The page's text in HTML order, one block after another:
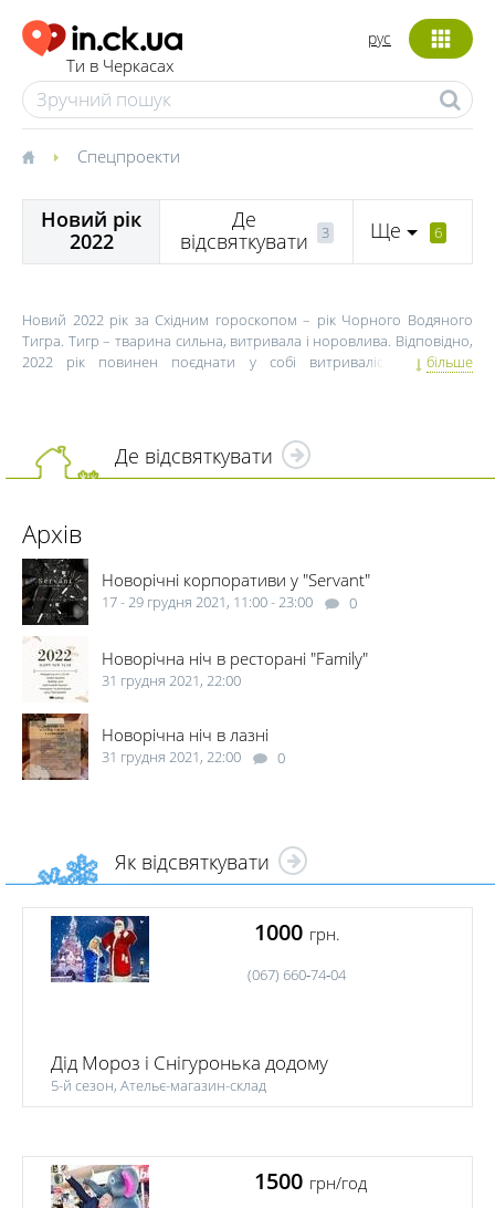
Ти в Черкасах
рус
Спецпроекти
Новий рік
2022
Де
відсвяткувати
3 Ще 6
Новий 2022 рік за Східним гороскопом – рік Чорного Водяного
Тигра. Тигр – тварина сильна, витривала і норовлива. Відповідно,
2022 рік повинен поєднати у собі витривалість, доброту,
стихія. У самій назві року є слово "чорний". Цей колір символізує
жагу нових знань та прагнення до відкриттів. Відповідно,
Тигр цінуватиме ініціативність у людей та прикладання
максимальних сил для досягнення поставлених цілей.
більше
Де відсвяткувати
Архів
Новорічні корпоративи у "Servant"
17 - 29 грудня 2021, 11:00 - 23:00 0
Новорічна ніч в ресторані "Family"
31 грудня 2021, 22:00
Новорічна ніч в лазні
31 грудня 2021, 22:00 0
Як відсвяткувати
1000 грн.
(067) 660‑74‑04
Дід Мороз і Снігуронька додому
5-й сезон, Ательє-магазин-склад
1500 грн/год